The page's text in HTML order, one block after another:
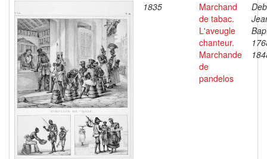
1835
Marchand
de tabac.
L'aveugle
chanteur.
Marchande
de
pandelos